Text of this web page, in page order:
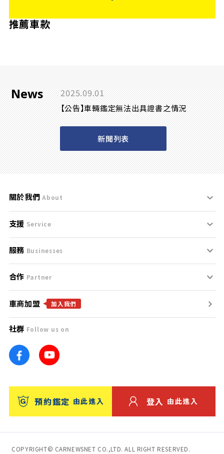
推薦車款
News 2025.09.01
【公告】車輛鑑定無法出具證書之情況
新聞列表
關於我們 About
刊登規範
服務條款
免責聲明
隱私權政策
團隊
車訊網
台灣優良中古車商大獎
支援 Service
支援中心
聯絡我們
服務 Businesses
什麼是Goo鑑定？
找好車
找好店
找海外車
消費者評價
保固
合作 Partner
合作夥伴
廣告合作
車商加盟 加入我們
社群 Follow us on
預約鑑定 由此進入 登入 由此進入
COPYRIGHT© CARNEWSNET CO.,LTD. ALL RIGHT RESERVED.